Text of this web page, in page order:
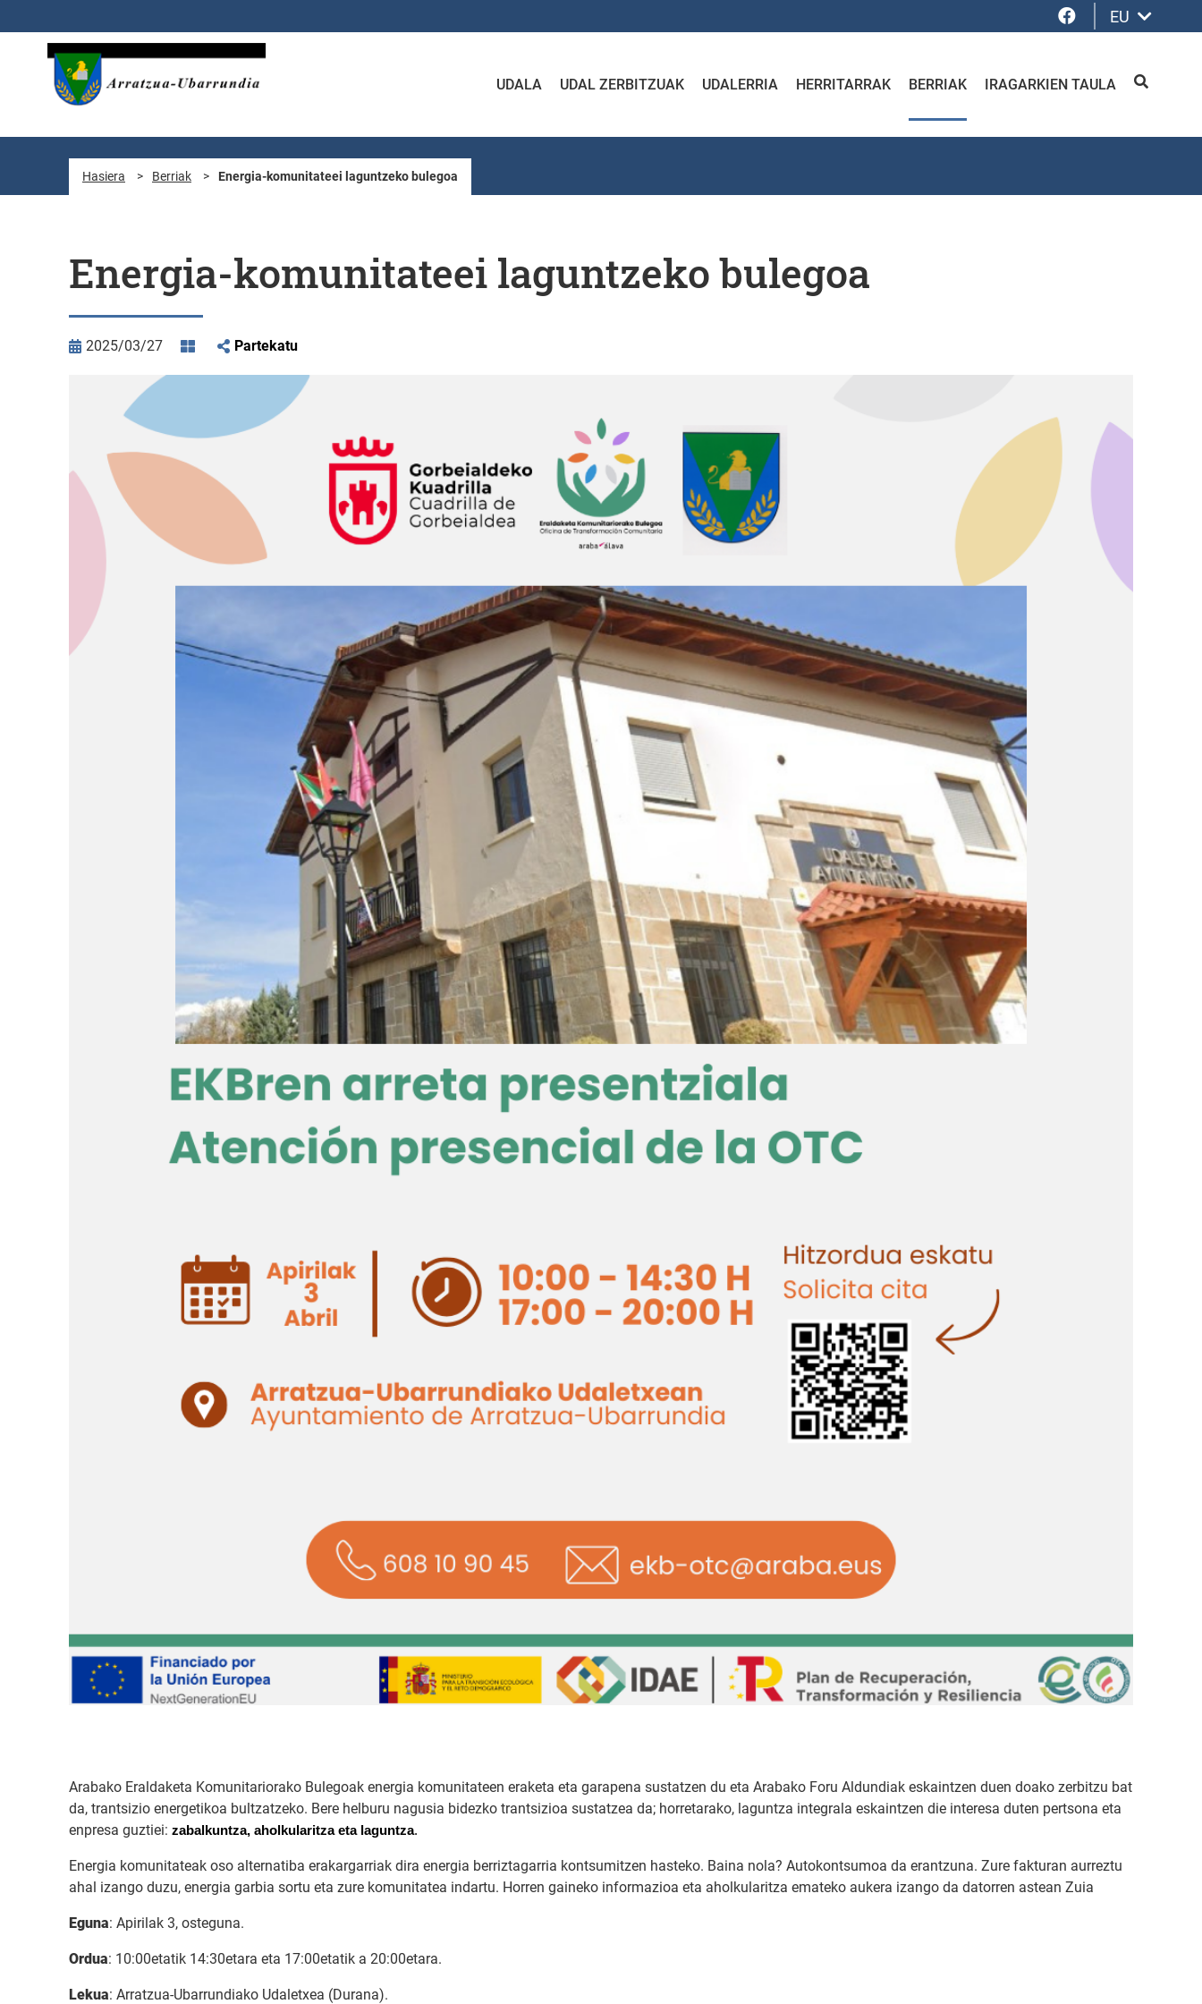
Facebook
EU
UDALA UDAL ZERBITZUAK UDALERRIA HERRITARRAK BERRIAK IRAGARKIEN TAULA BILATU
Hasiera > Berriak > Energia-komunitateei laguntzeko bulegoa
Energia-komunitateei laguntzeko bulegoa
2025/03/27 Partekatu
Arabako Eraldaketa Komunitariorako Bulegoak energia komunitateen eraketa eta garapena sustatzen du eta Arabako Foru Aldundiak eskaintzen duen doako zerbitzu bat
da, trantsizio energetikoa bultzatzeko. Bere helburu nagusia bidezko trantsizioa sustatzea da; horretarako, laguntza integrala eskaintzen die interesa duten pertsona eta
enpresa guztiei: zabalkuntza, aholkularitza eta laguntza.
Energia komunitateak oso alternatiba erakargarriak dira energia berriztagarria kontsumitzen hasteko. Baina nola? Autokontsumoa da erantzuna. Zure fakturan aurreztu
ahal izango duzu, energia garbia sortu eta zure komunitatea indartu. Horren gaineko informazioa eta aholkularitza emateko aukera izango da datorren astean Zuia
Eguna: Apirilak 3, osteguna.
Ordua: 10:00etatik 14:30etara eta 17:00etatik a 20:00etara.
Lekua: Arratzua-Ubarrundiako Udaletxea (Durana).